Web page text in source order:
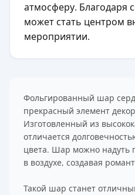
атмосферу. Благодаря
может стать центром
мероприятии.
Фольгированный шар
прекрасный элемент
Изготовленный из
отличается
цвета. Шар можно надуть
в воздухе, создавая
Такой шар станет